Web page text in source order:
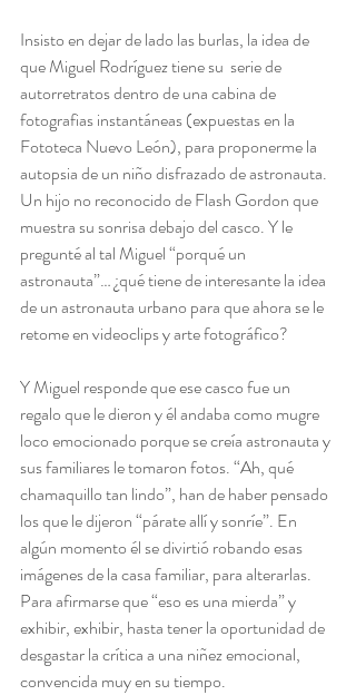
Insisto en dejar de lado las burlas, la idea de
que Miguel Rodríguez tiene su  serie de
autorretratos dentro de una cabina de
fotografias instantáneas (expuestas en la
Fototeca Nuevo León), para proponerme la
autopsia de un niño disfrazado de astronauta.
Un hijo no reconocido de Flash Gordon que
muestra su sonrisa debajo del casco. Y le
pregunté al tal Miguel “porqué un
astronauta”… ¿qué tiene de interesante la idea
de un astronauta urbano para que ahora se le
retome en videoclips y arte fotográfico?
Y Miguel responde que ese casco fue un
regalo que le dieron y él andaba como mugre
loco emocionado porque se creía astronauta y
sus familiares le tomaron fotos. “Ah, qué
chamaquillo tan lindo”, han de haber pensado
los que le dijeron “párate allí y sonríe”. En
algún momento él se divirtió robando esas
imágenes de la casa familiar, para alterarlas.
Para afirmarse que “eso es una mierda” y
exhibir, exhibir, hasta tener la oportunidad de
desgastar la crítica a una niñez emocional,
convencida muy en su tiempo.